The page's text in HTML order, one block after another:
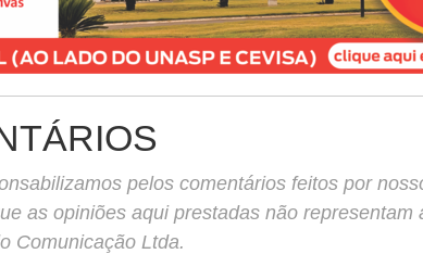
pelos comentários feitos por
as opiniões aqui prestadas não representam
Comunicação Ltda.